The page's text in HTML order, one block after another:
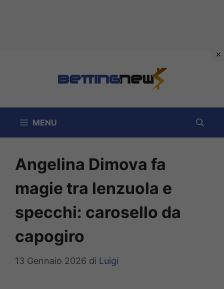
MENU
Angelina Dimova fa
magie tra lenzuola e
specchi: carosello da
capogiro
13 Gennaio 2026 di Luigi